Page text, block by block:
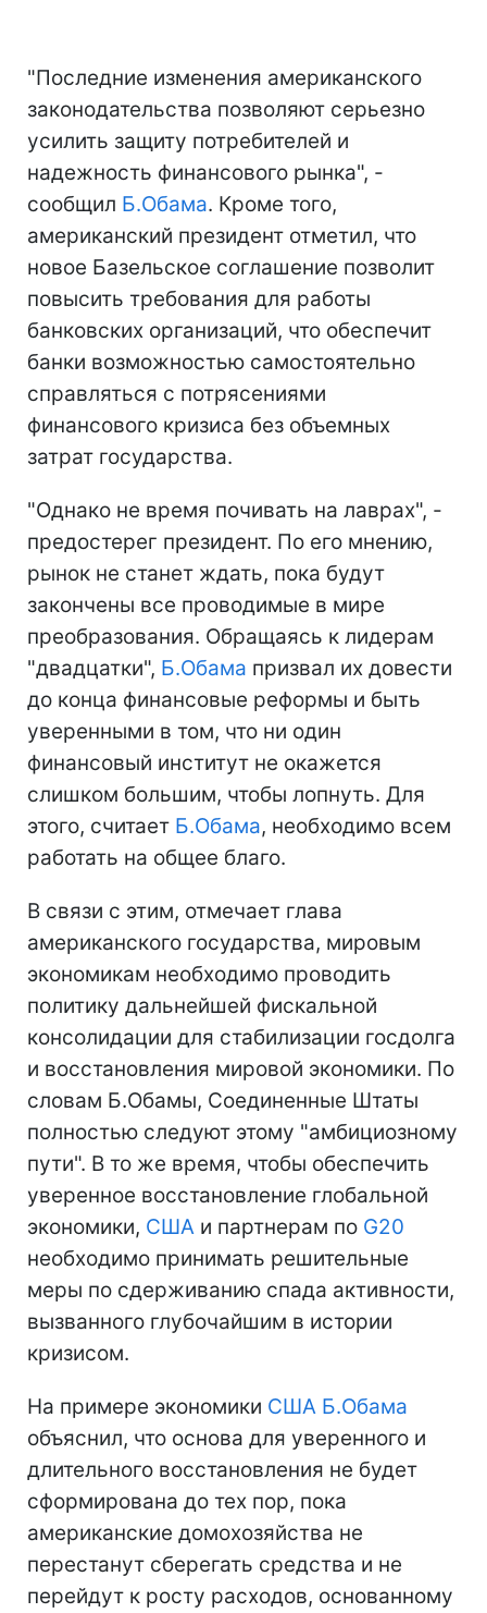
"Последние изменения американского
законодательства позволяют серьезно
усилить защиту потребителей и
надежность финансового рынка", -
сообщил Б.Обама. Кроме того,
американский президент отметил, что
новое Базельское соглашение позволит
повысить требования для работы
банковских организаций, что обеспечит
банки возможностью самостоятельно
справляться с потрясениями
финансового кризиса без объемных
затрат государства.
"Однако не время почивать на лаврах", -
предостерег президент. По его мнению,
рынок не станет ждать, пока будут
закончены все проводимые в мире
преобразования. Обращаясь к лидерам
"двадцатки", Б.Обама призвал их довести
до конца финансовые реформы и быть
уверенными в том, что ни один
финансовый институт не окажется
слишком большим, чтобы лопнуть. Для
этого, считает Б.Обама, необходимо всем
работать на общее благо.
В связи с этим, отмечает глава
американского государства, мировым
экономикам необходимо проводить
политику дальнейшей фискальной
консолидации для стабилизации госдолга
и восстановления мировой экономики. По
словам Б.Обамы, Соединенные Штаты
полностью следуют этому "амбициозному
пути". В то же время, чтобы обеспечить
уверенное восстановление глобальной
экономики, США и партнерам по G20
необходимо принимать решительные
меры по сдерживанию спада активности,
вызванного глубочайшим в истории
кризисом.
На примере экономики США Б.Обама
объяснил, что основа для уверенного и
длительного восстановления не будет
сформирована до тех пор, пока
американские домохозяйства не
перестанут сберегать средства и не
перейдут к росту расходов, основанному